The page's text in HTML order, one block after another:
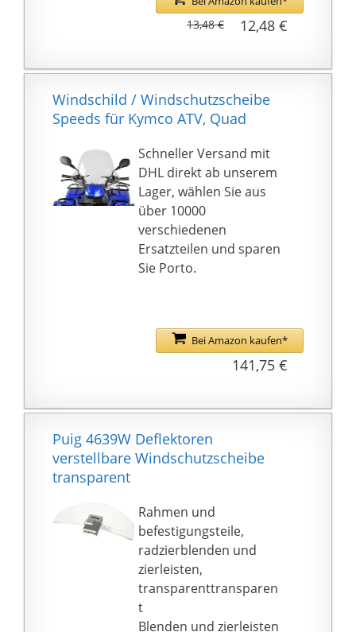
besonderen
Erscheinungsbild
mm (Durchmesser)
Mikrofon; Die
Schaumschicht
verhindert, dass
Speichel aus
Aufsprühen Mikrofon
effektiv während der
Aufnahme. Hinweis:
Dieser Pop-Filter ist
nicht richtig für Blue
Yeti.
12,48 €
13,48 €
Windschild / Windschutzscheibe
Speeds für Kymco ATV, Quad
Schneller Versand mit
DHL direkt ab unserem
Lager, wählen Sie aus
über 10000
verschiedenen
Ersatzteilen und sparen
Sie Porto.
Bei Amazon kaufen*
141,75 €
Puig 4639W Deflektoren
verstellbare Windschutzscheibe
transparent
Rahmen und
befestigungsteile,
radzierblenden und
zierleisten,
transparenttransparen
t
Blenden und zierleisten